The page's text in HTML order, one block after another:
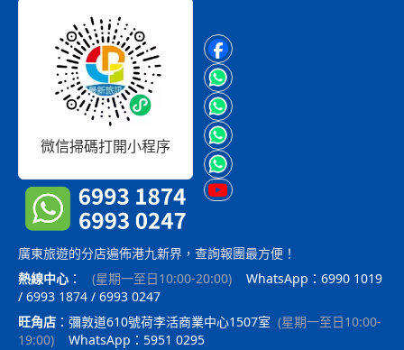
微信掃碼打開小程序
廣東旅遊的分店遍佈港九新界，查詢報團最方便！
熱線中心 ： (星期一至日10:00-20:00)
WhatsApp：6990 1019
/ 6993 1874 / 6993 0247
旺角店 ： 彌敦道610號荷李活商業中心1507室 (星期一至日10:00-
19:00)
WhatsApp：5951 0295